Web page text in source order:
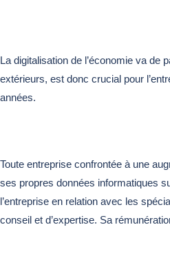
La digitalisation de l’économie va de
extérieurs, est donc crucial pour
années.
Toute entreprise confrontée à une
ses propres données informatiques
l’entreprise en relation avec les
conseil et d’expertise. Sa